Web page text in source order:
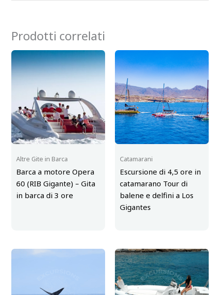
Recensisci per primo “Tour dello
Shogun di 5 ore (Los
Gigantes/Masca)”
Devieffettuare l’accesso
per pubblicare una
recensione.
Prodotti correlati
Altre Gite in Barca
Barca a motore Opera
60 (RIB Gigante) – Gita
in barca di 3 ore
Catamarani
Escursione di 4,5 ore in
catamarano Tour di
balene e delfini a Los
Gigantes